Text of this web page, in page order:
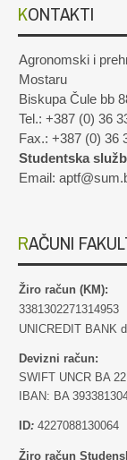
KONTAKTI
Agronomski i
Mostaru
Biskupa Čule bb
Tel.: +387 (0) 36
Fax.: +387 (0) 36
Studentska
Email:
RAČUNI
Žiro račun (KM):
3381302271314953
UNICREDIT BANK
Devizni račun:
SWIFT UNCR BA
IBAN: BA
ID: 4227088130064
Žiro račun